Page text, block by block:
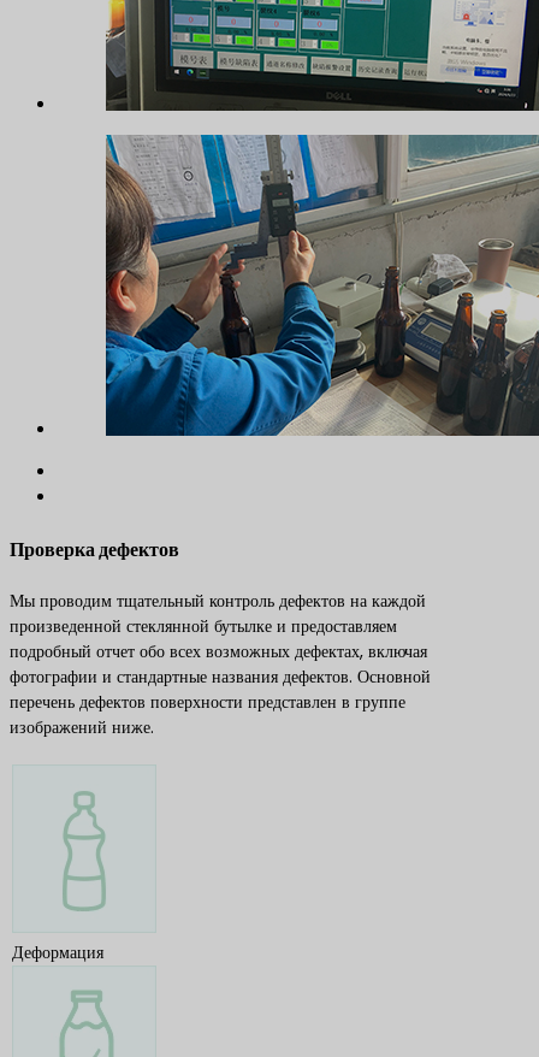
Проверка дефектов
Мы проводим тщательный контроль дефектов на каждой
произведенной стеклянной бутылке и предоставляем
подробный отчет обо всех возможных дефектах, включая
фотографии и стандартные названия дефектов. Основной
перечень дефектов поверхности представлен в группе
изображений ниже.
Деформация